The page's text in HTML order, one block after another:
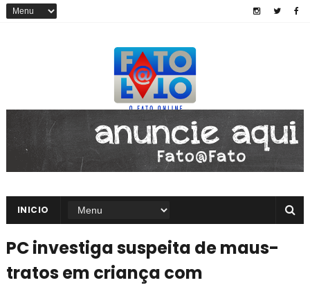
INICIO
PC investiga suspeita de maus-
tratos em criança com